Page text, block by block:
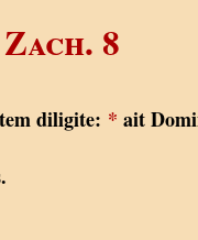
8
diligite: *ait